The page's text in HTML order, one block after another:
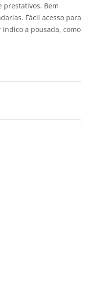
prestativos. Bem
Fácil acesso para
a pousada, como